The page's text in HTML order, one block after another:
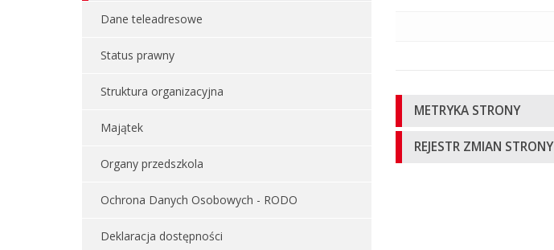
Dane teleadresowe
Status prawny
Struktura organizacyjna
Majątek
Organy przedszkola
Ochrona Danych Osobowych - RODO
Deklaracja dostępności
Informacje
o
stronie
METRYKA STRONY
REJESTR ZMIAN STRONY